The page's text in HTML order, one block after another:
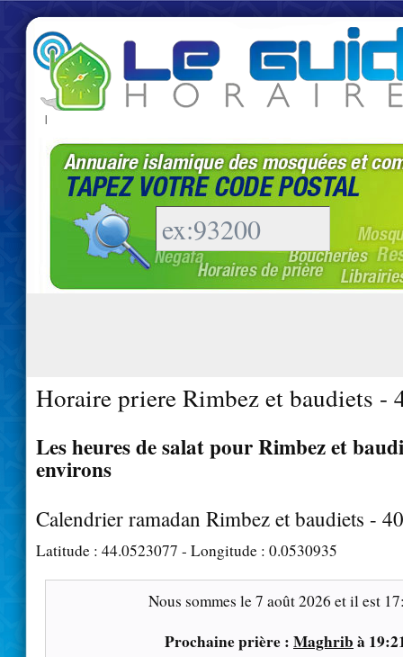
|
Horaire priere Rimbez et baudiets -
Les heures de salat pour Rimbez et
environs
Calendrier ramadan Rimbez et baudiets -
Latitude : 44.0523077 - Longitude : 0.0530935
Nous sommes le7 août 2026 et il est
Prochaine prière : Maghrib à